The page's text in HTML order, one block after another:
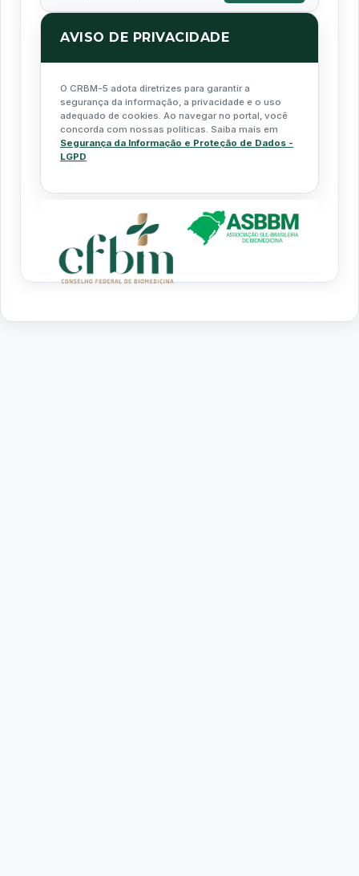
AVISO DE PRIVACIDADE
O CRBM-5 adota diretrizes para garantir a
segurança da informação, a privacidade e o uso
adequado de cookies. Ao navegar no portal, você
concorda com nossas políticas. Saiba mais em
Segurança da Informação e Proteção de Dados -
LGPD